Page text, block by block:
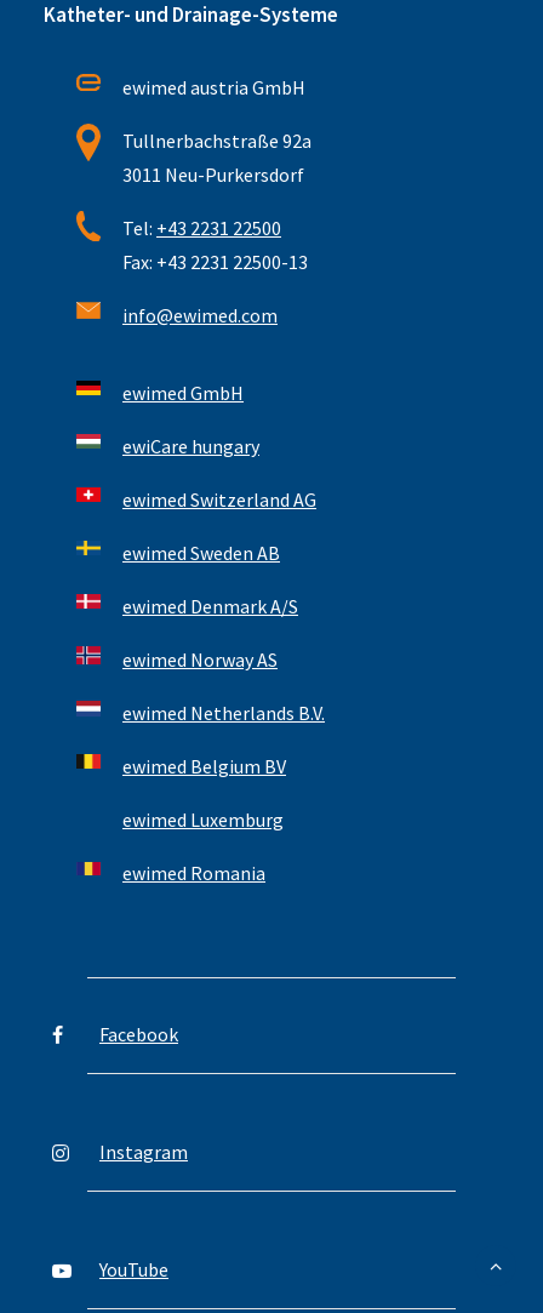
Katheter- und Drainage-Systeme
ewimed austria GmbH
Tullnerbachstraße 92a
3011 Neu-Purkersdorf
Tel: +43 2231 22500
Fax: +43 2231 22500-13
info@ewimed.com
ewimed GmbH
ewiCare hungary
ewimed Switzerland AG
ewimed Sweden AB
ewimed Denmark A/S
ewimed Norway AS
ewimed Netherlands B.V.
ewimed Belgium BV
ewimed Luxemburg
ewimed Romania
Facebook
Instagram
YouTube